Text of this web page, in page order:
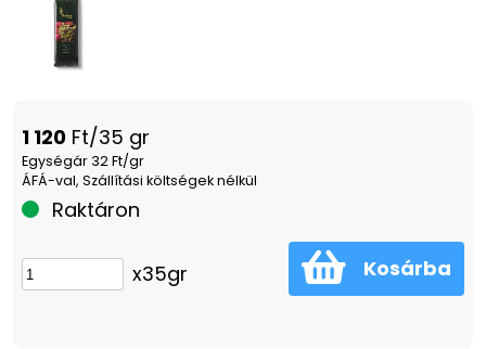
1 120 Ft/35 gr
Egységár 32 Ft/gr
ÁFÁ-val, Szállítási költségek nélkül
Raktáron
x35gr Kosárba